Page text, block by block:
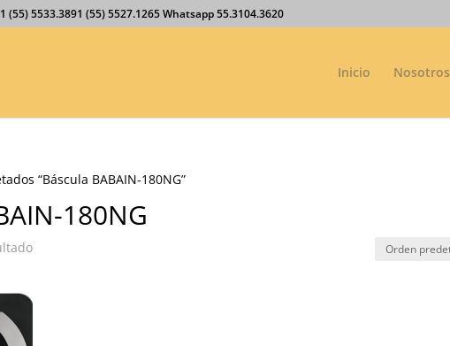
(55) 5533.3891 (55) 5527.1265 Whatsapp 55.3104.3620
Inicio Nosotros
“Báscula BABAIN-180NG”
180NG